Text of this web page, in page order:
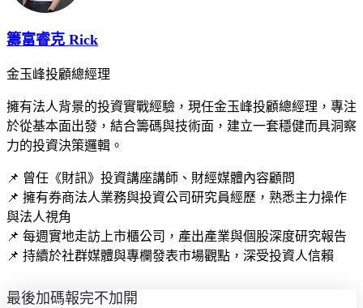
籌富睿克 Rick
金玉峰投顧總經理
擁有法人背景的投資實戰經驗，現任金玉峰投顧總經理，專注
於從基本面出發，結合籌碼與技術面，建立一套穩健而具洞察
力的投資決策邏輯。
📌 曾任《財訊》投資講座講師、財經媒體內容顧問
📌 擁有券商法人業務與投資公司研究員經歷，熟悉主力操作
與法人視角
📌 每週實地走訪上市櫃公司，產出產業與個股深度研究報告
📌 持續於社群媒體與專欄發表市場觀點，深受投資人信賴
最後加碼報完不加開